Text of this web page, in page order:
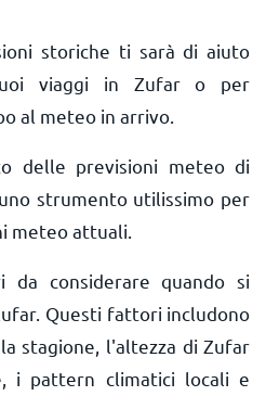
storiche ti sarà di aiuto
viaggi in Zufar o per
al meteo in arrivo.
delle previsioni meteo di
strumento utilissimo per
meteo attuali.
da considerare quando si
Questi fattori includono
stagione, l'altezza di Zufar
i pattern climatici locali e